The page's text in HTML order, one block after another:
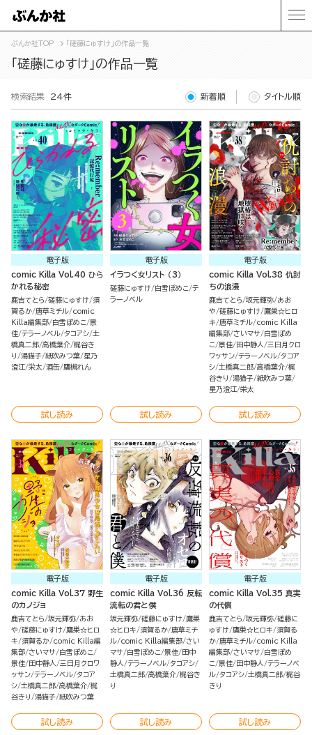
ぶんか社TOP 「磋藤にゅすけ」の作品一覧
「磋藤にゅすけ」の作品一覧
検索結果 24件 新着順 タイトル順
電子版
comic Killa Vol.40 ひら
かれる秘密
鹿吉てとら 磋藤にゅすけ 須
賀るか 唐草ミチル comic
Killa編集部 白雪ぽめこ 景
佳 テラーノベル タコアシ 土
橋真二郎 高橋葉介 梶谷き
り
湯猫子 紙吹みつ葉 星乃
澄江 栄太 酒缶 鷹槻れん
試し読み
電子版
イラつく女リスト （3）
磋藤にゅすけ 白雪ぽめこ テ
ラーノベル
試し読み
電子版
comic Killa Vol.38 仇討
ちの浪漫
鹿吉てとら 坂元輝弥 あお
や 磋藤にゅすけ 鷹巣☆ヒロ
キ
唐草ミチル comic Killa
編集部 さいマサ
白雪ぽめ
こ 景佳 田中静人 三日月クロ
ワッサン テラーノベル タコア
シ 土橋真二郎 高橋葉介 梶
谷きり
湯猫子 紙吹みつ葉
星乃澄江 栄太
試し読み
電子版
comic Killa Vol.37 野生
のカノジョ
鹿吉てとら 坂元輝弥 あお
や 磋藤にゅすけ 鷹巣☆ヒロ
キ 須賀るか comic Killa編
集部 さいマサ
白雪ぽめこ
景佳 田中静人 三日月クロワ
ッサン テラーノベル タコア
シ 土橋真二郎 高橋葉介 梶
谷きり
湯猫子 紙吹みつ葉
試し読み
電子版
comic Killa Vol.36 反転
流転の君と僕
坂元輝弥 磋藤にゅすけ 鷹巣
☆ヒロキ 須賀るか 唐草ミチ
ル comic Killa編集部 さい
マサ
白雪ぽめこ 景佳 田中
静人 テラーノベル タコアシ
土橋真二郎 高橋葉介 梶谷き
り
試し読み
電子版
comic Killa Vol.35 真実
の代償
鹿吉てとら 坂元輝弥 磋藤に
ゅすけ 鷹巣☆ヒロキ 須賀る
か 唐草ミチル comic Killa
編集部 さいマサ
白雪ぽめ
こ 景佳 田中静人 テラーノベ
ル タコアシ 土橋真二郎 梶谷
きり
試し読み